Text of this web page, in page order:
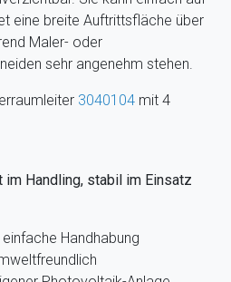
eine breite Auftrittsfläche über
Maler- oder
sehr angenehm stehen.
3040104 mit 4
Handling, stabil im Einsatz
Handhabung